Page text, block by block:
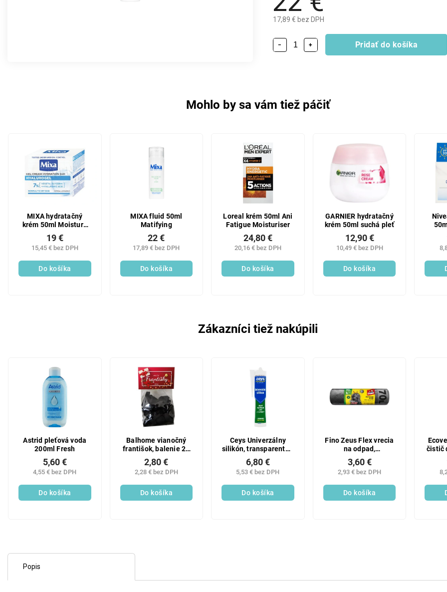
17,89 € bez DPH
+
− Pridať do košíka
Mohlo by sa vám tiež páčiť
MIXA hydratačný
krém 50ml Moisture
Bath
15,45 € bez DPH
19 €
Do košíka
MIXA fluid 50ml
Matifying
17,89 € bez DPH
22 €
Do košíka
Loreal krém 50ml Ani
Fatigue Moisturiser
20,16 € bez DPH
24,80 €
Do košíka
GARNIER hydratačný
krém 50ml suchá pleť
10,49 € bez DPH
12,90 €
Do košíka
Zákazníci tiež nakúpili
Astrid pleťová voda
200ml Fresh
4,55 € bez DPH
5,60 €
Do košíka
Balhome vianočný
františok, balenie 20
ks
2,28 € bez DPH
2,80 €
Do košíka
Ceys Univerzálny
silikón, transparentný,
280 ml
5,53 € bez DPH
6,80 €
Do košíka
Fino Zeus Flex vrecia
na odpad,
zaťahovacie, 35 µ, 55
× 85 cm, 70 l, 8 ks
2,93 € bez DPH
3,60 €
Do košíka
čistič
Popis